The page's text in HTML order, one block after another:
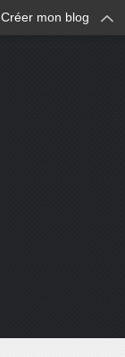
Créer mon blog